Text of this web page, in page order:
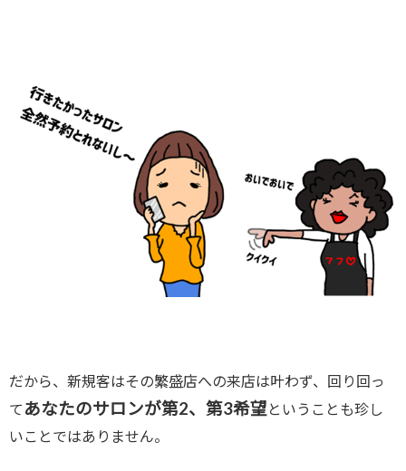
だから、新規客はその繁盛店への来店は叶わず、回り回っ
て あなたのサロンが第2、第3希望 ということも珍し
いことではありません。